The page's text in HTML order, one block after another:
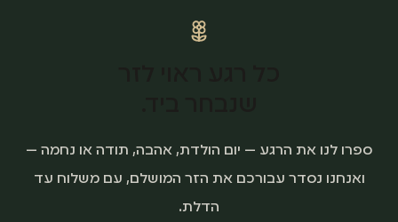
ספרו לנו את הרגע — יום הולדת, אהבה, תודה או נחמה —
ואנחנו נסדר עבורכם את הזר המושלם, עם משלוח עד
הדלת.